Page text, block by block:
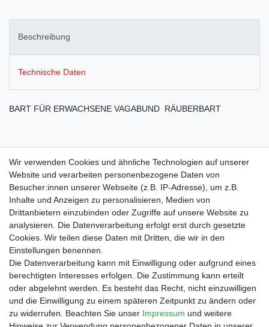
Beschreibung
Technische Daten
BART FÜR ERWACHSENE VAGABUND RÄUBERBART
60% Modacryl, 40% Polyacryl
Shop
Zahlungs- und Versandbedingungen
Warenkorb
Kasse
Mein Konto
Kontakt
Facebook
Wir verwenden Cookies und ähnliche Technologien auf unserer
Website und verarbeiten personenbezogene Daten von
Besucher:innen unserer Webseite (z.B. IP-Adresse), um z.B.
Inhalte und Anzeigen zu personalisieren, Medien von
Drittanbietern einzubinden oder Zugriffe auf unsere Website zu
analysieren. Die Datenverarbeitung erfolgt erst durch gesetzte
Cookies. Wir teilen diese Daten mit Dritten, die wir in den
Einstellungen benennen.
Die Datenverarbeitung kann mit Einwilligung oder aufgrund eines
berechtigten Interesses erfolgen. Die Zustimmung kann erteilt
oder abgelehnt werden. Es besteht das Recht, nicht einzuwilligen
und die Einwilligung zu einem späteren Zeitpunkt zu ändern oder
zu widerrufen. Beachten Sie unser Impressum und weitere